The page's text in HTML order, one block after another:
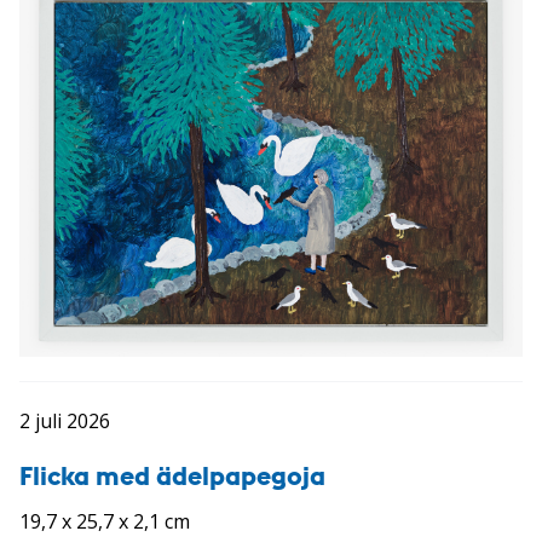
2 juli 2026
Flicka med ädelpapegoja
19,7 x 25,7 x 2,1 cm